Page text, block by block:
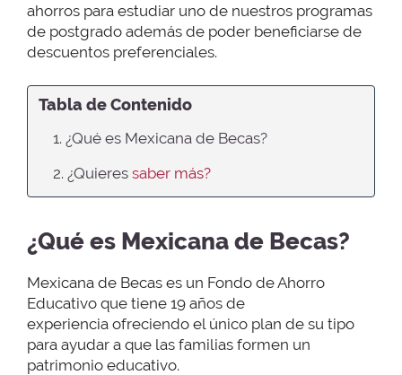
ahorros para estudiar uno de nuestros programas
de postgrado además de poder beneficiarse de
descuentos preferenciales.
Tabla de Contenido
1. ¿Qué es Mexicana de Becas?
2. ¿Quieres saber más?
¿Qué es Mexicana de Becas?
Mexicana de Becas es un Fondo de Ahorro
Educativo que tiene 19 años de
experiencia ofreciendo el único plan de su tipo
para ayudar a que las familias formen un
patrimonio educativo.